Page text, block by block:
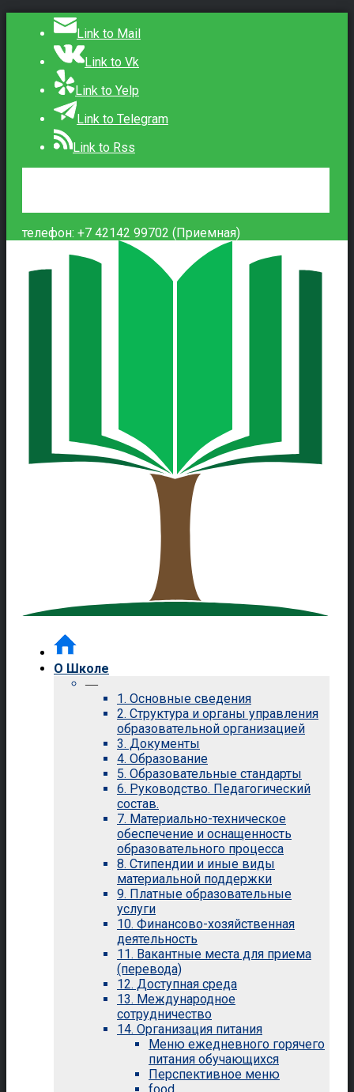
Link to Mail
Link to Vk
Link to Yelp
Link to Telegram
Link to Rss
телефон: +7 42142 99702 (Приемная)
О Школе
—
1. Основные сведения
2. Структура и органы управления
образовательной организацией
3. Документы
4. Образование
5. Образовательные стандарты
6. Руководство. Педагогический
состав.
7. Материально-техническое
обеспечение и оснащенность
образовательного процесса
8. Стипендии и иные виды
материальной поддержки
9. Платные образовательные
услуги
10. Финансово-хозяйственная
деятельность
11. Вакантные места для приема
(перевода)
12. Доступная среда
13. Международное
сотрудничество
14. Организация питания
Меню ежедневного горячего
питания обучающихся
Перспективное меню